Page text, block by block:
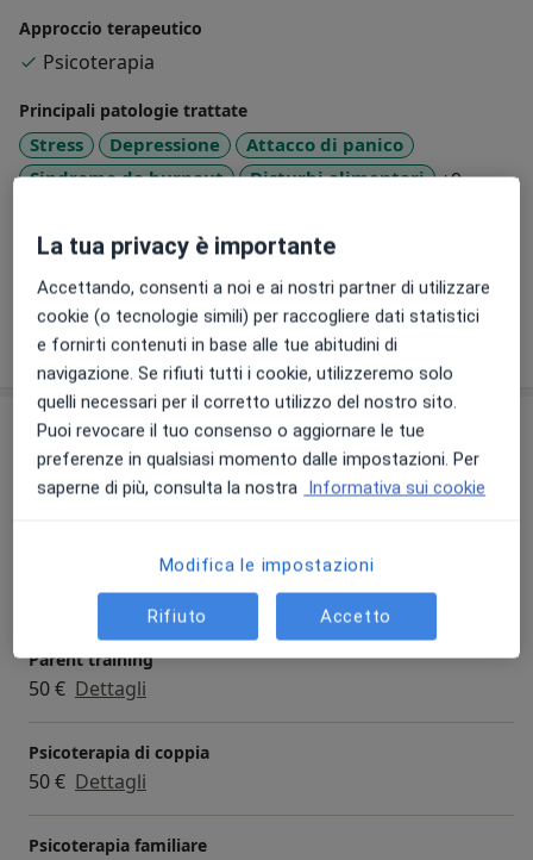
provando ad accendere riflettori di luci colorate
secondo prospettive diverse, dove per un attimo della
propria vita è calata l'ombra o semplicemente la
penombra....questo per me è il mio fine ridare una
tavolozza di colori e luce, laddove per un pò si sono
sbiaditi.....ridare speranza
Approccio terapeutico
Psicoterapia
Principali patologie trattate
Stress Depressione
Attacco di panico
Sindrome da burnout
Disturbi alimentari +9
Presso questo indirizzo visito
Mostra dettagli
sull'esperienza
Prestazioni e prezzi
Colloquio psicologico
Dettagli
Dettagli
Parent training
50 € Dettagli
Psicoterapia di coppia
50 € Dettagli
Psicoterapia familiare
La tua privacy è importante
Accettando, consenti a noi e ai nostri partner di utilizzare
cookie (o tecnologie simili) per raccogliere dati statistici
e fornirti contenuti in base alle tue abitudini di
navigazione. Se rifiuti tutti i cookie, utilizzeremo solo
quelli necessari per il corretto utilizzo del nostro sito.
Puoi revocare il tuo consenso o aggiornare le tue
preferenze in qualsiasi momento dalle impostazioni. Per
saperne di più, consulta la nostra Informativa sui cookie
Modifica le impostazioni
Rifiuto Accetto